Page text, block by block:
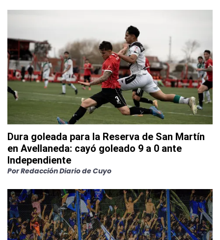
Dura goleada para la Reserva de San Martín
en Avellaneda: cayó goleado 9 a 0 ante
Independiente
PorRedacción Diario de Cuyo